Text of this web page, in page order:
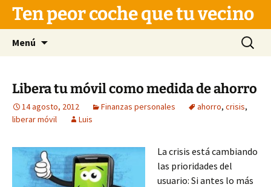
Saltar
contenido
Ten peor coche que tu vecino
Menú Buscar:
Libera tu móvil como medida de ahorro
14 agosto, 2012 Finanzas personales ahorro, crisis,
liberar móvil
Luis
La crisis está cambiando
las prioridades del
usuario: Si antes lo más